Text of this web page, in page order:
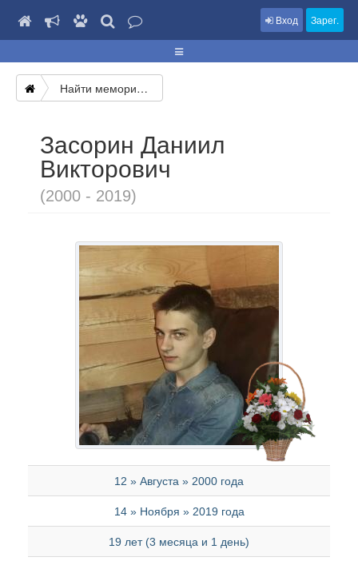
Вход Зарег.
Найти мемориал
Засорин Даниил
Викторович
(2000 - 2019)
12 » Августа » 2000 года
14 » Ноября » 2019 года
19 лет (3 месяца и 1 день)